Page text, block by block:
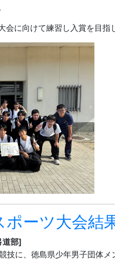
会に向けて練習し入賞を目指
ーツ大会結
道部]
技に、徳島県少年男子団体